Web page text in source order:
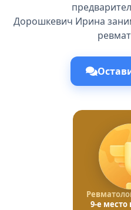
Дорошкевич Ирина
9-е место